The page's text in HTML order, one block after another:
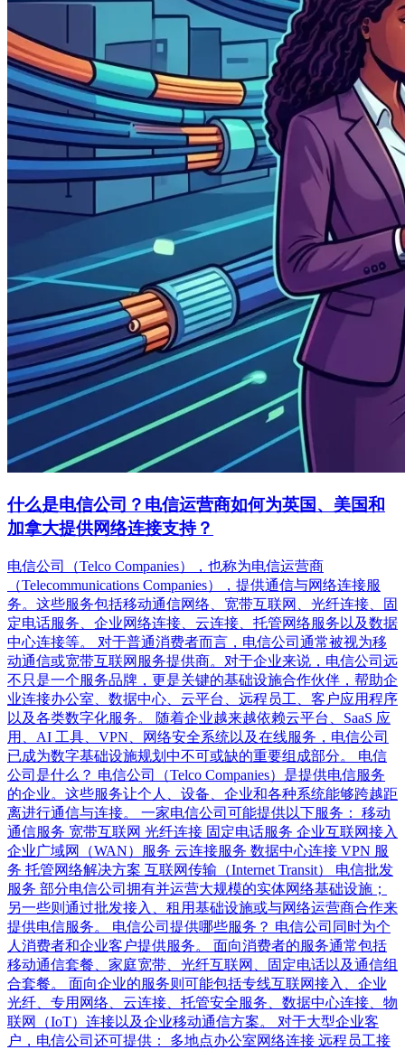
什么是电信公司？电信运营商如何为英国、美国和
加拿大提供网络连接支持？
电信公司（Telco Companies），也称为电信运营商
（Telecommunications Companies），提供通信与网络连接服
务。这些服务包括移动通信网络、宽带互联网、光纤连接、固
定电话服务、企业网络连接、云连接、托管网络服务以及数据
中心连接等。 对于普通消费者而言，电信公司通常被视为移
动通信或宽带互联网服务提供商。对于企业来说，电信公司远
不只是一个服务品牌，更是关键的基础设施合作伙伴，帮助企
业连接办公室、数据中心、云平台、远程员工、客户应用程序
以及各类数字化服务。 随着企业越来越依赖云平台、SaaS 应
用、AI 工具、VPN、网络安全系统以及在线服务，电信公司
已成为数字基础设施规划中不可或缺的重要组成部分。 电信
公司是什么？ 电信公司（Telco Companies）是提供电信服务
的企业。这些服务让个人、设备、企业和各种系统能够跨越距
离进行通信与连接。 一家电信公司可能提供以下服务： 移动
通信服务 宽带互联网 光纤连接 固定电话服务 企业互联网接入
企业广域网（WAN）服务 云连接服务 数据中心连接 VPN 服
务 托管网络解决方案 互联网传输（Internet Transit） 电信批发
服务 部分电信公司拥有并运营大规模的实体网络基础设施；
另一些则通过批发接入、租用基础设施或与网络运营商合作来
提供电信服务。 电信公司提供哪些服务？ 电信公司同时为个
人消费者和企业客户提供服务。 面向消费者的服务通常包括
移动通信套餐、家庭宽带、光纤互联网、固定电话以及通信组
合套餐。 面向企业的服务则可能包括专线互联网接入、企业
光纤、专用网络、云连接、托管安全服务、数据中心连接、物
联网（IoT）连接以及企业移动通信方案。 对于大型企业客
户，电信公司还可提供： 多地点办公室网络连接 远程员工接